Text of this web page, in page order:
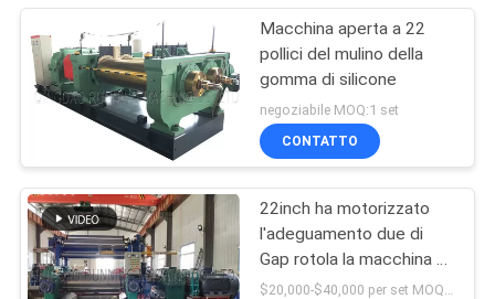
Macchina aperta a 22
pollici del mulino della
gomma di silicone
negoziabile MOQ:1 set
CONTATTO
22inch ha motorizzato
l'adeguamento due di
Gap rotola la macchina di
gomma del frantumatore